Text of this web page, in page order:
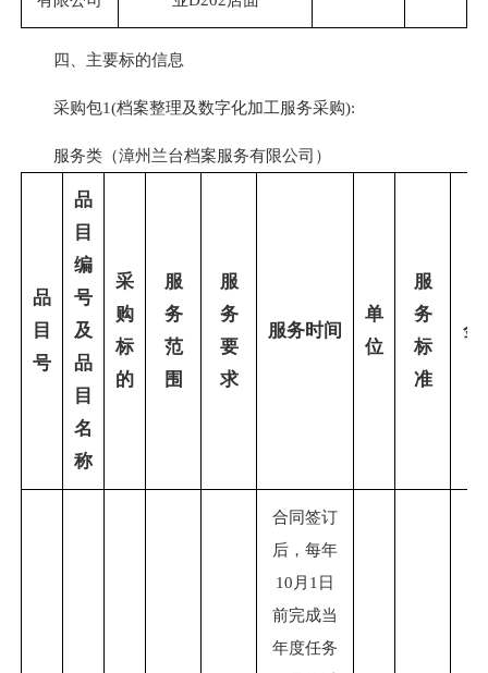
四、主要标的信息
采购包1(档案整理及数字化加工服务采购):
服务类（漳州兰台档案服务有限公司）
品
目
号
品
目
编
号
及
品
目
名
称
采
购
标
的
服
务
范
围
服
务
要
求
服务时间
单
位
服
务
标
准
金
合同签订
后，每年
10月1日
前完成当
年度任务